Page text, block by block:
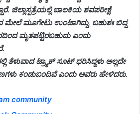
ಜಿಲ್ಲಾಸ್ಪತ್ರೆಯಲ್ಲಿ ಬಾಲಕಿಯ ಶವಪರೀಕ್ಷೆ
ಮೇಲೆ ಮೂಗೇಟು ಉಂಟಾಗಿದ್ದು, ಬಹುಶಃ ಬಿದ್ದ
ಮೃತಪಟ್ಟಿರಬಹುದು ಎಂದು
ಟ್ರ್ಯಾಕ್ ಸೂಟ್ ಧರಿಸಿದ್ದಳು ಅಲ್ಲದೇ
ಕಂಡುಬಂದಿವೆ ಎಂದು ಅವರು ಹೇಳಿದರು.
community